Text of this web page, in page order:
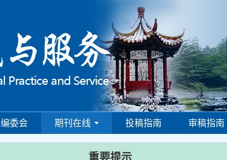
编委会 期刊在线 投稿指南 审稿指南